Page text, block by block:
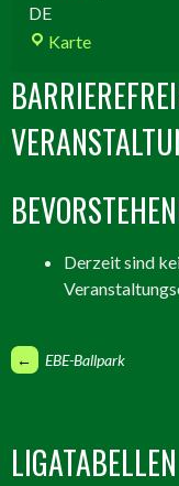
DE
KarteEBE-
Derzeit sind
ARTIKEL-
← EBE-Ballpark
LIGATABELLEN